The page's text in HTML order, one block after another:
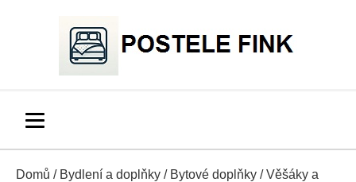
Domů / Bydlení a doplňky / Bytové doplňky /Věšáky a